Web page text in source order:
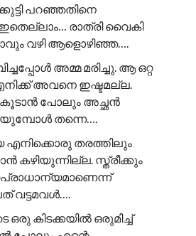
പറഞ്ഞതിനെ
രാത്രി വൈകി
വഴി ആളൊഴിഞ്ഞ….
അമ്മ മരിച്ചു. ആ ഒറ്റ
അവനെ ഇഷ്ടമല്ല.
പോലും അച്ഛൻ
തന്നെ….
എനിക്കൊരു തരത്തിലും
കഴിയുന്നില്ല. സ്ത്രീക്കും
വട്ടമവൾ….
ഒരു കിടക്കയിൽ ഒരുമിച്ച്